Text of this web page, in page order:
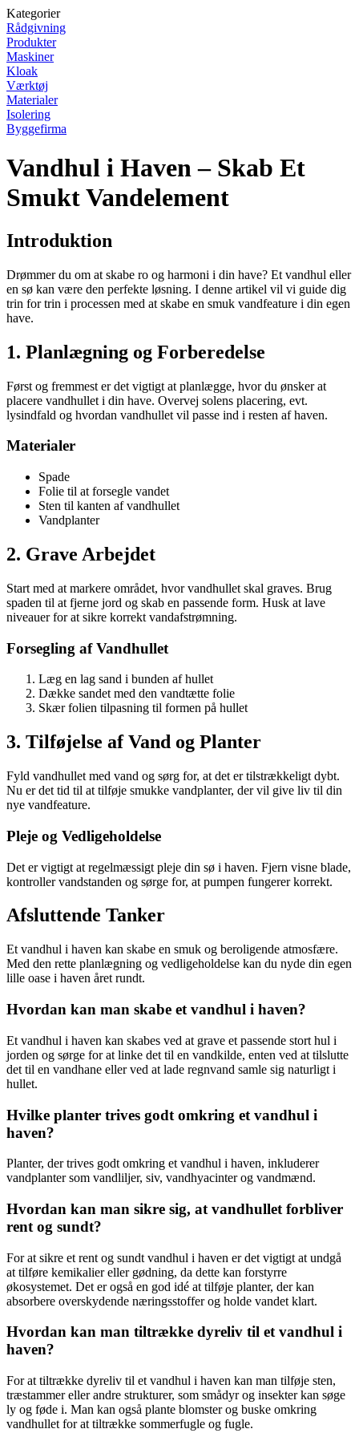
Kategorier
Rådgivning
Produkter
Maskiner
Kloak
Værktøj
Materialer
Isolering
Byggefirma
Vandhul i Haven – Skab Et
Smukt Vandelement
Introduktion
Drømmer du om at skabe ro og harmoni i din have? Et vandhul eller
en sø kan være den perfekte løsning. I denne artikel vil vi guide dig
trin for trin i processen med at skabe en smuk vandfeature i din egen
have.
1. Planlægning og Forberedelse
Først og fremmest er det vigtigt at planlægge, hvor du ønsker at
placere vandhullet i din have. Overvej solens placering, evt.
lysindfald og hvordan vandhullet vil passe ind i resten af haven.
Materialer
Spade
Folie til at forsegle vandet
Sten til kanten af vandhullet
Vandplanter
2. Grave Arbejdet
Start med at markere området, hvor vandhullet skal graves. Brug
spaden til at fjerne jord og skab en passende form. Husk at lave
niveauer for at sikre korrekt vandafstrømning.
Forsegling af Vandhullet
Læg en lag sand i bunden af hullet
Dække sandet med den vandtætte folie
Skær folien tilpasning til formen på hullet
3. Tilføjelse af Vand og Planter
Fyld vandhullet med vand og sørg for, at det er tilstrækkeligt dybt.
Nu er det tid til at tilføje smukke vandplanter, der vil give liv til din
nye vandfeature.
Pleje og Vedligeholdelse
Det er vigtigt at regelmæssigt pleje din sø i haven. Fjern visne blade,
kontroller vandstanden og sørge for, at pumpen fungerer korrekt.
Afsluttende Tanker
Et vandhul i haven kan skabe en smuk og beroligende atmosfære.
Med den rette planlægning og vedligeholdelse kan du nyde din egen
lille oase i haven året rundt.
Hvordan kan man skabe et vandhul i haven?
Et vandhul i haven kan skabes ved at grave et passende stort hul i
jorden og sørge for at linke det til en vandkilde, enten ved at tilslutte
det til en vandhane eller ved at lade regnvand samle sig naturligt i
hullet.
Hvilke planter trives godt omkring et vandhul i
haven?
Planter, der trives godt omkring et vandhul i haven, inkluderer
vandplanter som vandliljer, siv, vandhyacinter og vandmænd.
Hvordan kan man sikre sig, at vandhullet forbliver
rent og sundt?
For at sikre et rent og sundt vandhul i haven er det vigtigt at undgå
at tilføre kemikalier eller gødning, da dette kan forstyrre
økosystemet. Det er også en god idé at tilføje planter, der kan
absorbere overskydende næringsstoffer og holde vandet klart.
Hvordan kan man tiltrække dyreliv til et vandhul i
haven?
For at tiltrække dyreliv til et vandhul i haven kan man tilføje sten,
træstammer eller andre strukturer, som smådyr og insekter kan søge
ly og føde i. Man kan også plante blomster og buske omkring
vandhullet for at tiltrække sommerfugle og fugle.